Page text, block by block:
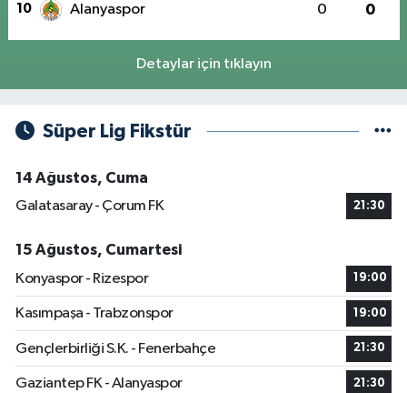
10 Alanyaspor 0 0
Detaylar için tıklayın
Süper Lig Fikstür
14 Ağustos, Cuma
Galatasaray - Çorum FK
21:30
15 Ağustos, Cumartesi
Konyaspor - Rizespor
19:00
Kasımpaşa - Trabzonspor 19:00
Gençlerbirliği S.K. - Fenerbahçe 21:30
Gaziantep FK - Alanyaspor 21:30